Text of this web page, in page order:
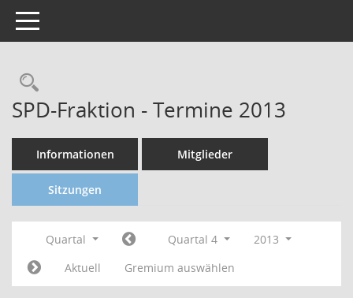
Toggle navigation
SPD-Fraktion - Termine 2013
Informationen Mitglieder
Sitzungen
Quartal Quartal 4
2013
Aktuell
Gremium auswählen